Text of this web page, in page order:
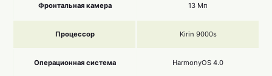
Фронтальная камера 13 Мп
Процессор Kirin 9000s
Операционная система HarmonyOS 4.0